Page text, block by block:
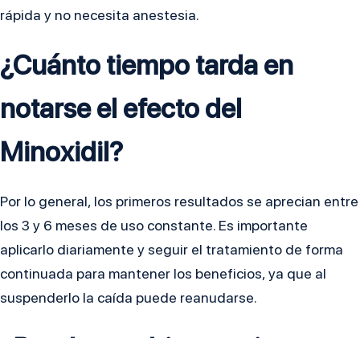
rápida y no necesita anestesia.
¿Cuánto tiempo tarda en
notarse el efecto del
Minoxidil?
Por lo general, los primeros resultados se aprecian entre
los 3 y 6 meses de uso constante. Es importante
aplicarlo diariamente y seguir el tratamiento de forma
continuada para mantener los beneficios, ya que al
suspenderlo la caída puede reanudarse.